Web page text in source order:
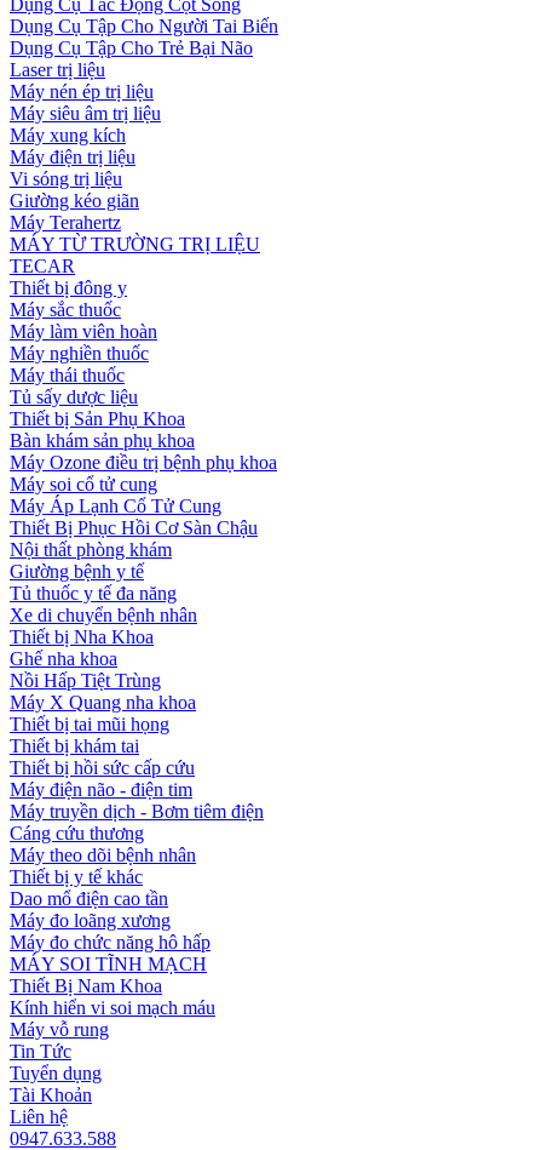
Dụng Cụ Tác Động Cột Sống
Dụng Cụ Tập Cho Người Tai Biến
Dụng Cụ Tập Cho Trẻ Bại Não
Laser trị liệu
Máy nén ép trị liệu
Máy siêu âm trị liệu
Máy xung kích
Máy điện trị liệu
Vi sóng trị liệu
Giường kéo giãn
Máy Terahertz
MÁY TỪ TRƯỜNG TRỊ LIỆU
TECAR
Thiết bị đông y
Máy sắc thuốc
Máy làm viên hoàn
Máy nghiền thuốc
Máy thái thuốc
Tủ sấy dược liệu
Thiết bị Sản Phụ Khoa
Bàn khám sản phụ khoa
Máy Ozone điều trị bệnh phụ khoa
Máy soi cổ tử cung
Máy Áp Lạnh Cổ Tử Cung
Thiết Bị Phục Hồi Cơ Sàn Chậu
Nội thất phòng khám
Giường bệnh y tế
Tủ thuốc y tế đa năng
Xe di chuyển bệnh nhân
Thiết bị Nha Khoa
Ghế nha khoa
Nồi Hấp Tiệt Trùng
Máy X Quang nha khoa
Thiết bị tai mũi họng
Thiết bị khám tai
Thiết bị hồi sức cấp cứu
Máy điện não - điện tim
Máy truyền dịch - Bơm tiêm điện
Cáng cứu thương
Máy theo dõi bệnh nhân
Thiết bị y tế khác
Dao mổ điện cao tần
Máy đo loãng xương
Máy đo chức năng hô hấp
MÁY SOI TĨNH MẠCH
Thiết Bị Nam Khoa
Kính hiển vi soi mạch máu
Máy vỗ rung
Tin Tức
Tuyển dụng
Tài Khoản
Liên hệ
0947.633.588